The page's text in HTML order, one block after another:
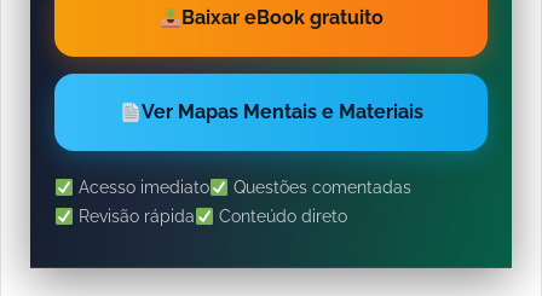
Baixar eBook gratuito
Ver Mapas Mentais e Materiais
Acesso imediato
Questões comentadas
Revisão rápida
Conteúdo direto